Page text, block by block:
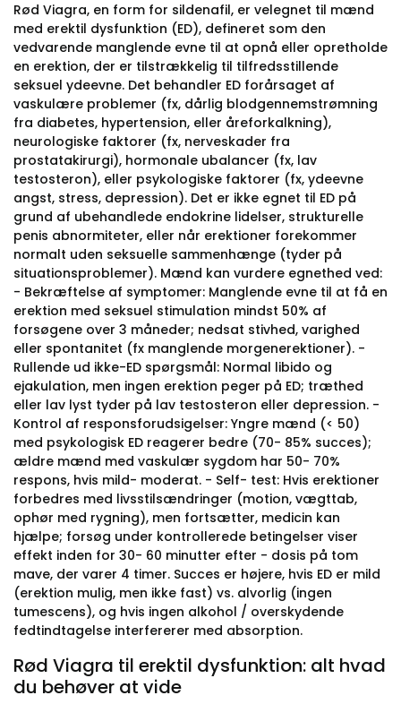
Rød Viagra, en form for sildenafil, er velegnet til mænd
med erektil dysfunktion (ED), defineret som den
vedvarende manglende evne til at opnå eller opretholde
en erektion, der er tilstrækkelig til tilfredsstillende
seksuel ydeevne. Det behandler ED forårsaget af
vaskulære problemer (fx, dårlig blodgennemstrømning
fra diabetes, hypertension, eller åreforkalkning),
neurologiske faktorer (fx, nerveskader fra
prostatakirurgi), hormonale ubalancer (fx, lav
testosteron), eller psykologiske faktorer (fx, ydeevne
angst, stress, depression). Det er ikke egnet til ED på
grund af ubehandlede endokrine lidelser, strukturelle
penis abnormiteter, eller når erektioner forekommer
normalt uden seksuelle sammenhænge (tyder på
situationsproblemer). Mænd kan vurdere egnethed ved:
- Bekræftelse af symptomer: Manglende evne til at få en
erektion med seksuel stimulation mindst 50% af
forsøgene over 3 måneder; nedsat stivhed, varighed
eller spontanitet (fx manglende morgenerektioner). -
Rullende ud ikke-ED spørgsmål: Normal libido og
ejakulation, men ingen erektion peger på ED; træthed
eller lav lyst tyder på lav testosteron eller depression. -
Kontrol af responsforudsigelser: Yngre mænd (< 50)
med psykologisk ED reagerer bedre (70- 85% succes);
ældre mænd med vaskulær sygdom har 50- 70%
respons, hvis mild- moderat. - Self- test: Hvis erektioner
forbedres med livsstilsændringer (motion, vægttab,
ophør med rygning), men fortsætter, medicin kan
hjælpe; forsøg under kontrollerede betingelser viser
effekt inden for 30- 60 minutter efter - dosis på tom
mave, der varer 4 timer. Succes er højere, hvis ED er mild
(erektion mulig, men ikke fast) vs. alvorlig (ingen
tumescens), og hvis ingen alkohol / overskydende
fedtindtagelse interfererer med absorption.
Rød Viagra til erektil dysfunktion: alt hvad
du behøver at vide